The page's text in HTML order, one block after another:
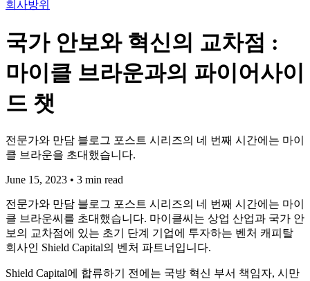
회사방위
국가 안보와 혁신의 교차점 :
마이클 브라운과의 파이어사이
드 챗
전문가와 만담 블로그 포스트 시리즈의 네 번째 시간에는 마이
클 브라운을 초대했습니다.
June 15, 2023 • 3 min read
전문가와 만담 블로그 포스트 시리즈의 네 번째 시간에는 마이
클 브라운씨를 초대했습니다. 마이클씨는 상업 산업과 국가 안
보의 교차점에 있는 초기 단계 기업에 투자하는 벤처 캐피탈
회사인 Shield Capital의 벤처 파트너입니다.
Shield Capital에 합류하기 전에는 국방 혁신 부서 책임자, 시만